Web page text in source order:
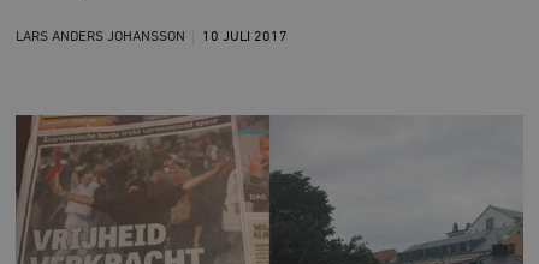
LARS ANDERS JOHANSSON 10 JULI 2017